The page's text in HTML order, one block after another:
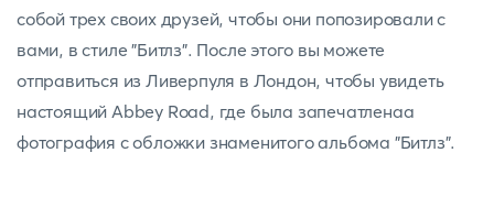
собой трех своих друзей, чтобы они попозировали с
вами, в стиле "Битлз". После этого вы можете
отправиться из Ливерпуля в Лондон, чтобы увидеть
настоящий Abbey Road, где была запечатленаа
фотография с обложки знаменитого альбома "Битлз".